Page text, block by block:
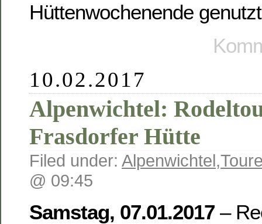
Hüttenwochenende
10.02.2017
Alpenwichtel:
Frasdorfer Hütte
Filed under: Alpenwichtel,
@ 09:45
Samstag, 07.01.2017 –